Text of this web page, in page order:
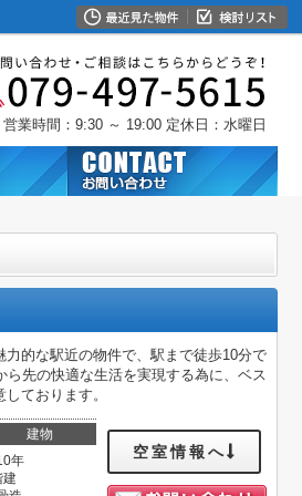
営業時間：9:30 ～ 19:00 定休日：水曜日
的な駅近の物件で、駅まで徒歩10分で
先の快適な生活を実現する為に、ベス
ております。
建物
年
建
空室情報へ